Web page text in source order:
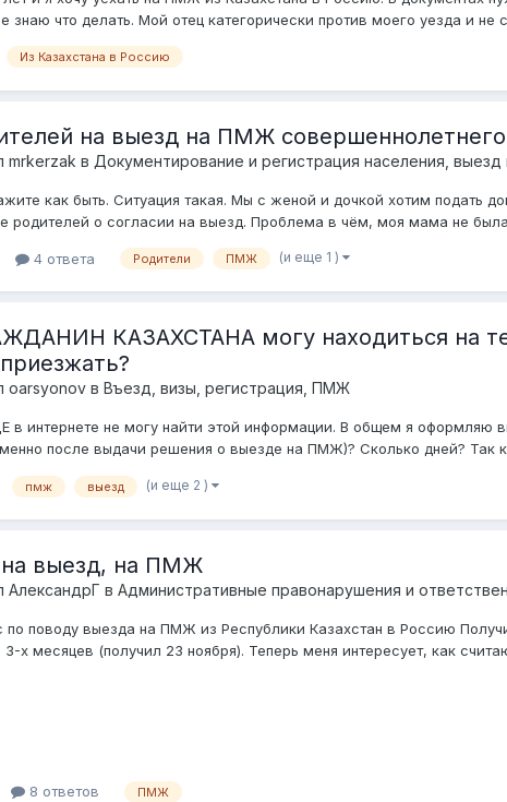
знаю что делать. Мой отец категорически против моего уезда и не
Из Казахстана в Россию
на выезд на ПМЖ совершеннолетнего
mrkerzak в Документирование и регистрация населения,
как быть. Ситуация такая. Мы с женой и дочкой хотим подать
родителей о согласии на выезд. Проблема в чём, моя мама не
4 ответа Родители ПМЖ (и еще 1 )
КАЗАХСТАНА могу находиться на
oarsyonov в Въезд, визы, регистрация, ПМЖ
в интернете не могу найти этой информации. В общем я
после выдачи решения о выезде на ПМЖ)? Сколько дней? Так
пмж выезд (и еще 2 )
выезд, на ПМЖ
АлександрГ в Административные правонарушения и
по поводу выезда на ПМЖ из Республики Казахстан в Россию
3-х месяцев (получил 23 ноября). Теперь меня интересует, как
8 ответов ПМЖ